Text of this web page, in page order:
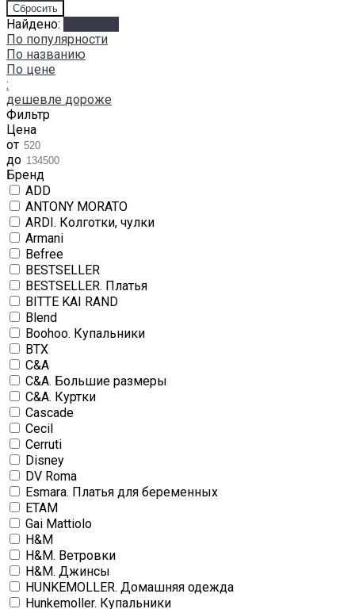
Найдено:
По популярности
По названию
По цене
:
дешевле дороже
Фильтр
Цена
от
до
Бренд
ADD
ANTONY MORATO
ARDI. Колготки, чулки
Armani
Befree
BESTSELLER
BESTSELLER. Платья
BITTE KAI RAND
Blend
Boohoo. Купальники
BTX
C&A
C&A. Большие размеры
C&A. Куртки
Cascade
Cecil
Cerruti
Disney
DV Roma
Esmara. Платья для беременных
ETAM
Gai Mattiolo
H&M
H&M. Ветровки
H&M. Джинсы
HUNKEMOLLER. Домашняя одежда
Hunkemoller. Купальники